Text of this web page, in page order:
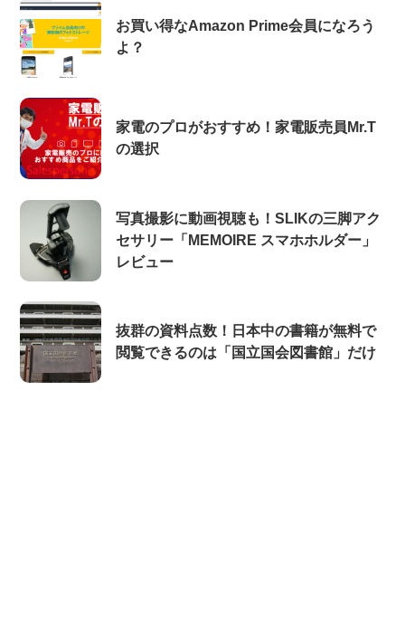
お買い得なAmazon Prime会員になろう
よ？
家電のプロがおすすめ！家電販売員Mr.T
の選択
写真撮影に動画視聴も！SLIKの三脚アク
セサリー「MEMOIRE スマホホルダー」
レビュー
抜群の資料点数！日本中の書籍が無料で
閲覧できるのは「国立国会図書館」だけ